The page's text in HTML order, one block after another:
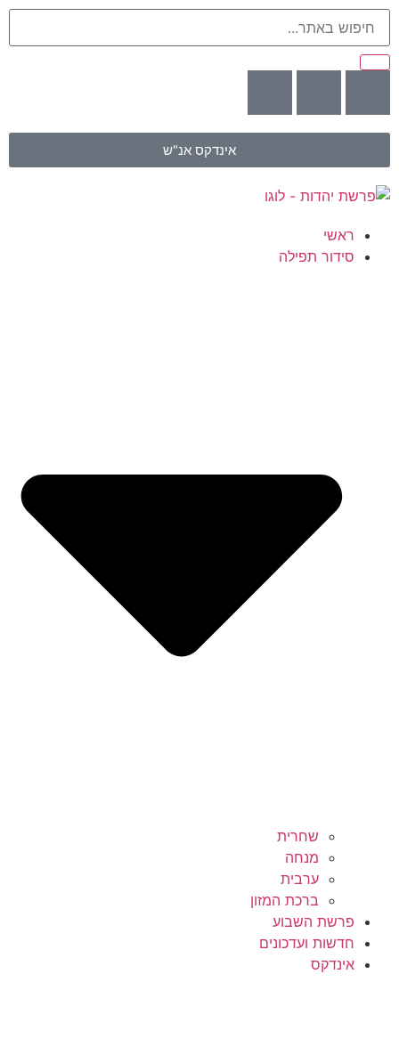
אינדקס אנ"ש
ראשי
סידור תפילה
שחרית
מנחה
ערבית
ברכת המזון
פרשת השבוע
חדשות ועדכונים
אינדקס